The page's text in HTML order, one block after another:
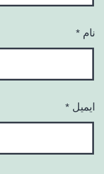
نام *
ایمیل *